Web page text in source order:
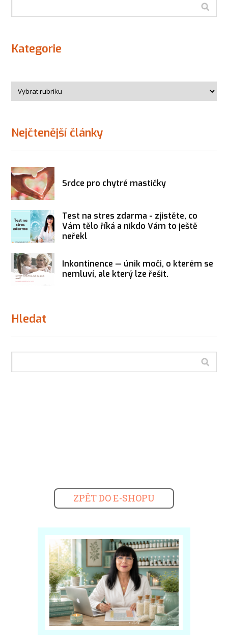
Kategorie
Nejčtenější články
Srdce pro chytré mastičky
Test na stres zdarma - zjistěte, co
Vám tělo říká a nikdo Vám to ještě
neřekl
Inkontinence — únik moči, o kterém se
nemluví, ale který lze řešit.
Hledat
ZPĚT DO E-SHOPU